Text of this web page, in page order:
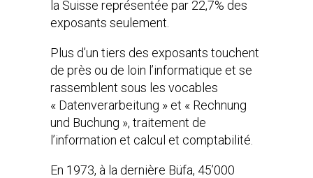
la Suisse représentée par 22,7% des
exposants seulement.
Plus d’un tiers des exposants touchent
de près ou de loin l’informatique et se
rassemblent sous les vocables
« Datenverarbeitung » et « Rechnung
und Buchung », traitement de
l’information et calcul et comptabilité.
En 1973, à la dernière Büfa, 45’000